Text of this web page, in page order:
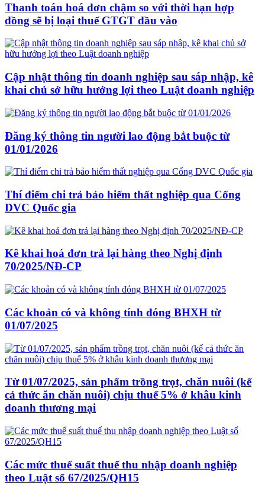
Thanh toán hoá đơn chậm so với thời hạn hợp
đồng sẽ bị loại thuế GTGT đầu vào
Cập nhật thông tin doanh nghiệp sau sáp nhập, kê
khai chủ sở hữu hưởng lợi theo Luật doanh nghiệp
Đăng ký thông tin người lao động bắt buộc từ
01/01/2026
Thí điểm chi trả bảo hiểm thất nghiệp qua Cổng
DVC Quốc gia
Kê khai hoá đơn trả lại hàng theo Nghị định
70/2025/NĐ-CP
Các khoản có và không tính đóng BHXH từ
01/07/2025
Từ 01/07/2025, sản phẩm trồng trọt, chăn nuôi (kể
cả thức ăn chăn nuôi) chịu thuế 5% ở khâu kinh
doanh thương mại
Các mức thuế suất thuế thu nhập doanh nghiệp
theo Luật số 67/2025/QH15